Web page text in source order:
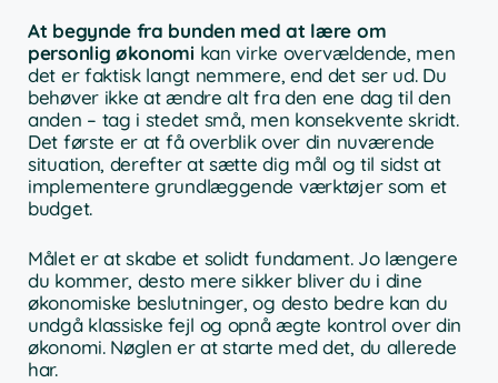
At begynde fra bunden med at lære om
personlig økonomi kan virke overvældende, men
det er faktisk langt nemmere, end det ser ud. Du
behøver ikke at ændre alt fra den ene dag til den
anden – tag i stedet små, men konsekvente skridt.
Det første er at få overblik over din nuværende
situation, derefter at sætte dig mål og til sidst at
implementere grundlæggende værktøjer som et
budget.
Målet er at skabe et solidt fundament. Jo længere
du kommer, desto mere sikker bliver du i dine
økonomiske beslutninger, og desto bedre kan du
undgå klassiske fejl og opnå ægte kontrol over din
økonomi. Nøglen er at starte med det, du allerede
har.